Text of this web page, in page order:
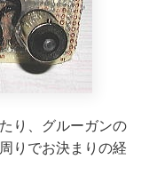
り、グルーガンの
りでお決まりの経